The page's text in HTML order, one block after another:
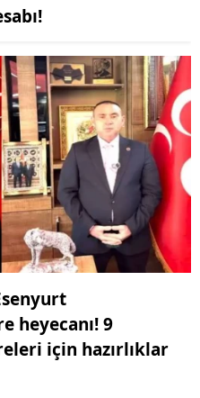
heyecanı! 9
için hazırlıklar